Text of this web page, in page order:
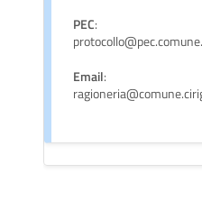
PEC:
Email: